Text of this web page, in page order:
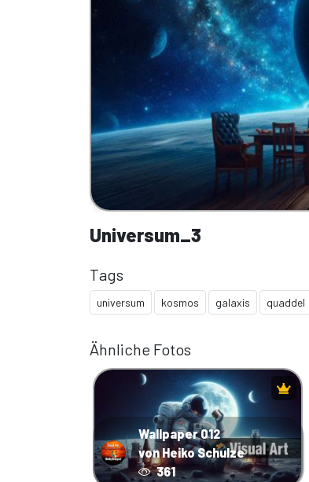
Universum_3
Tags
universum kosmos galaxis quaddel
Ähnliche Fotos
Wallpaper 012
von Heiko Schulze
361